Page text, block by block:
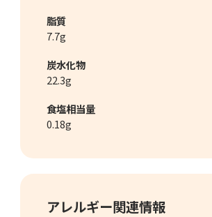
脂質
7.7g
炭水化物
22.3g
食塩相当量
0.18g
アレルギー関連情報